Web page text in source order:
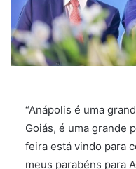
“Anápolis é uma
Goiás, é uma grande
feira está vindo para
meus parabéns para